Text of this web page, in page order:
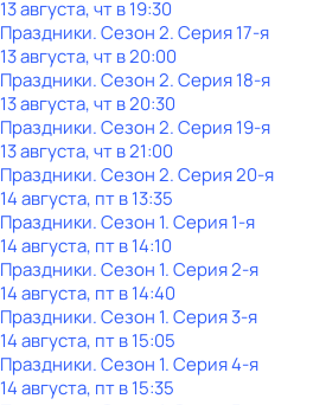
13 августа, чт в 19:30
Праздники. Сезон 2. Серия 17-я
13 августа, чт в 20:00
Праздники. Сезон 2. Серия 18-я
13 августа, чт в 20:30
Праздники. Сезон 2. Серия 19-я
13 августа, чт в 21:00
Праздники. Сезон 2. Серия 20-я
14 августа, пт в 13:35
Праздники. Сезон 1. Серия 1-я
14 августа, пт в 14:10
Праздники. Сезон 1. Серия 2-я
14 августа, пт в 14:40
Праздники. Сезон 1. Серия 3-я
14 августа, пт в 15:05
Праздники. Сезон 1. Серия 4-я
14 августа, пт в 15:35